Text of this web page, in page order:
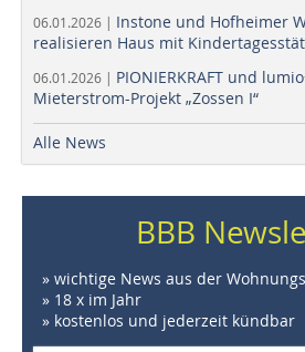
06.01.2026 | Instone und Hofheimer
realisieren Haus mit
06.01.2026 | PIONIERKRAFT und
Mieterstrom-Projekt „Zossen I“
Alle News
BBB
» wichtige News aus der
» 18 x im Jahr
» kostenlos und jederzeit kündbar